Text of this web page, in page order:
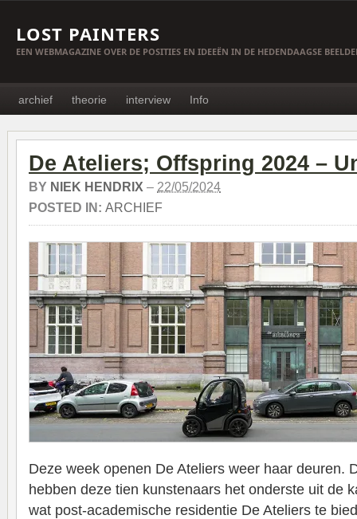
LOST PAINTERS
EEN WEBMAGAZINE OVER DE POSITIES EN IDEEËN IN DE HEDENDAAGSE
archief theorie interview Info
De Ateliers; Offspring 2024 –
BY NIEK HENDRIX – 22/05/2024
POSTED IN: ARCHIEF
Deze week openen De Ateliers weer haar deuren.
hebben deze tien kunstenaars het onderste uit de
wat post-academische residentie De Ateliers te